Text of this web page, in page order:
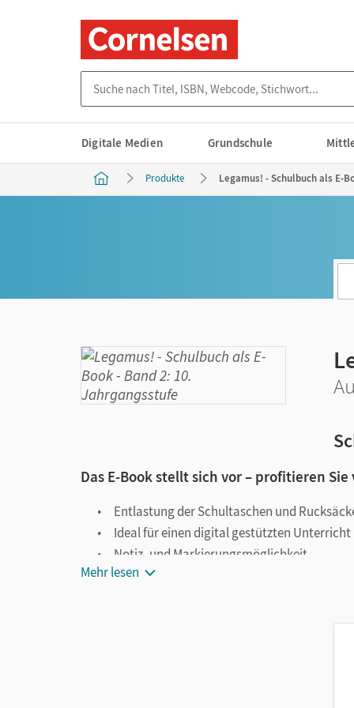
Digitale Medien Grundschule
Produkte Legamus! - Schulbuch als E-
Das E-Book stellt sich vor – profitieren
Entlastung der Schultaschen und
Ideal für einen digital gestützten Unterricht
Notiz- und Markierungsmöglichkeit
Jederzeit unkompliziert verfügbar
Mehr lesen